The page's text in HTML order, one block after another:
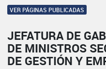
VER PÁGINAS PUBLICADAS
JEFATURA DE
DE MINISTROS
DE GESTIÓN Y